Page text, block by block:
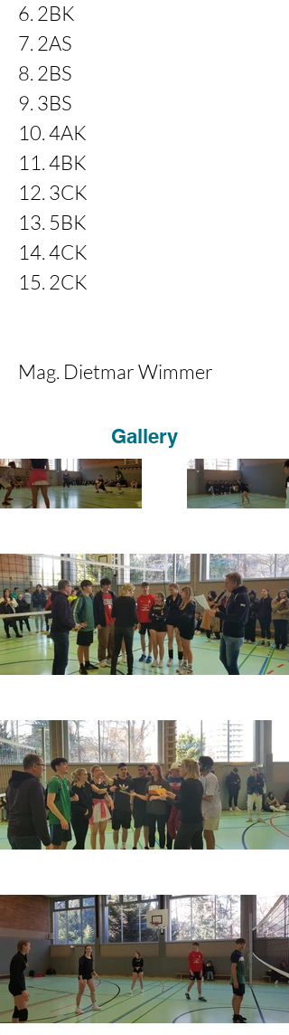
6. 2BK
7. 2AS
8. 2BS
9. 3BS
10. 4AK
11. 4BK
12. 3CK
13. 5BK
14. 4CK
15. 2CK
Mag. Dietmar Wimmer
Gallery